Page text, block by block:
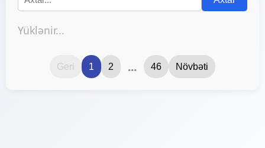
Yüklənir...
Geri 1 2 ... 46 Növbəti